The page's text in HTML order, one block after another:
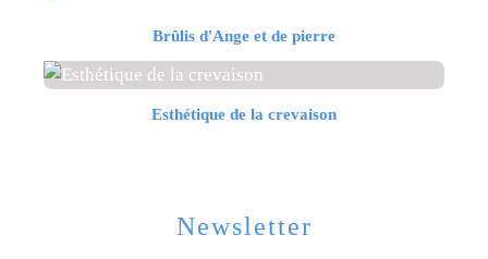
Brûlis d'Ange et de pierre
Esthétique de la crevaison
Newsletter